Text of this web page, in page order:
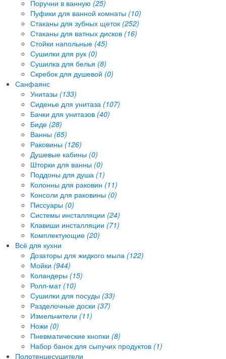
Поручни в ванную (25)
Пуфики для ванной комнаты (10)
Стаканы для зубных щеток (252)
Стаканы для ватных дисков (16)
Стойки напольные (45)
Сушилки для рук (0)
Сушилка для белья (8)
Скребок для душевой (0)
Санфаянс
Унитазы (133)
Сиденье для унитаза (107)
Бачки для унитазов (40)
Биде (28)
Ванны (65)
Раковины (126)
Душевые кабины (0)
Шторки для ванны (0)
Поддоны для душа (1)
Колонны для раковин (11)
Консоли для раковины (0)
Писсуары (0)
Системы инсталляции (24)
Клавиши инсталляции (71)
Комплектующие (20)
Всё для кухни
Дозаторы для жидкого мыла (122)
Мойки (944)
Коландеры (15)
Ролл-мат (10)
Сушилки для посуды (33)
Разделочные доски (37)
Измельчители (11)
Ножи (0)
Пневматические кнопки (8)
Набор банок для сыпучих продуктов (1)
Полотенцесушители